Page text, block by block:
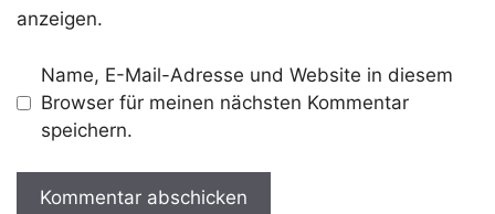
anzeigen.
Name, E-Mail-Adresse und Website in diesem
Browser für meinen nächsten Kommentar
speichern.